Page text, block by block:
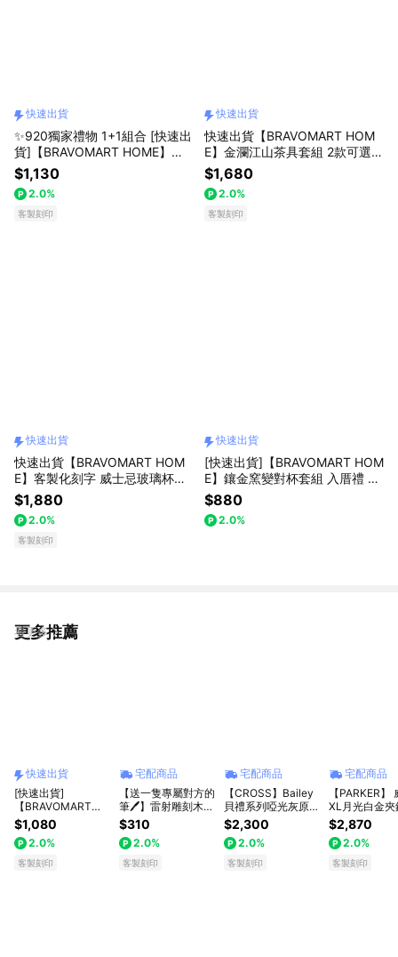
快速出貨
✨920獨家禮物 1+1組合 [快速出
貨]【BRAVOMART HOME】客
製化刻字 觀山威士忌酒杯 300m
l 升遷禮 商務送禮 巨蟹座 禮物獨
家 新品上市 升遷禮物 送給長輩
送禮推薦 獅子座
$1,130
2.0%
客製刻印
快速出貨
快速出貨【BRAVOMART HOM
E】金瀾江山茶具套組 2款可選
入厝禮 升遷禮 商務送禮 巨蟹座
禮物獨家 新品上市 升遷禮物 送
給長輩 生日禮物 客製化刻字 送
禮推薦 獅子座
$1,680
2.0%
客製刻印
快速出貨
快速出貨【BRAVOMART HOM
E】客製化刻字 威士忌玻璃杯冰
酒石酒具木盒套装 男生禮物 升
遷禮 商務送禮 巨蟹座 禮物獨家
新品上市 交換禮物 升遷禮物 送
給長輩 生日禮物 獅子座
$1,880
2.0%
客製刻印
快速出貨
[快速出貨]【BRAVOMART HOM
E】鑲金窯變對杯套組 入厝禮 升
遷禮 商務送禮 巨蟹座 禮物獨家
新品上市 升遷禮物 送給長輩 生
日禮物 客製化刻字 送禮推薦 獅
$880
2.0%
更多推薦
看更多
快速出貨
[快速出貨]
【BRAVOMART
HOME】客製化刻字
雋永匠心立體工藝商
務鋼筆 送禮 升遷禮
商務送禮 巨蟹座 禮
物獨家 新品上市 升
$1,080
2.0%
客製刻印
宅配商品
【送一隻專屬對方的
筆🖊️】雷射雕刻木質
筆 原子筆 雕刻 名字
LOGO｜黑芯｜禮盒
加購｜送老師/送同
事/交換禮物｜
$310
2.0%
客製刻印
宅配商品
【CROSS】Bailey
貝禮系列啞光灰原子
筆+馬上有錢禮盒 客
製化刻字(原廠正貨)
$2,300
2.0%
客製刻印
宅配商品
【PARKER】
XL月光白金夾
限定版 真皮筆
盒 客製化刻
正貨)
$2,870
2.0%
客製刻印